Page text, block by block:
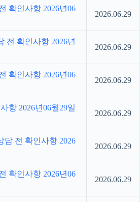
확인사항 2026년06
2026.06.29
전 확인사항 2026년
2026.06.29
확인사항 2026년06
2026.06.29
항 2026년06월29일
2026.06.29
담 전 확인사항 2026
2026.06.29
확인사항 2026년06
2026.06.29